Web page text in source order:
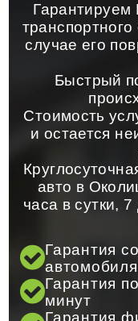
Гарантируем
случае его
Быстрый
Стоимость
и остается
авто в
часа в сутки,
Гарантия
автомобиля
Гарантия
минут
Гарантия